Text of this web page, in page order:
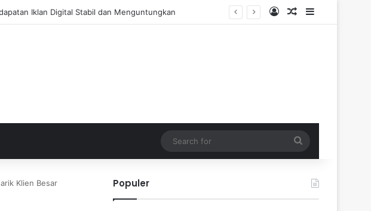
Pendapatan Berdasarkan Pengalaman Praktis Log InRandom Article
Sidebar
for
Klien Besar Populer